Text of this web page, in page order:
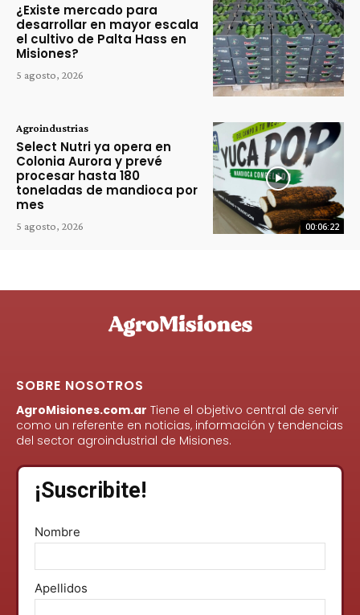
¿Existe mercado para
desarrollar en mayor escala
el cultivo de Palta Hass en
Misiones?
5 agosto, 2026
00:06:22
Agroindustrias
Select Nutri ya opera en
Colonia Aurora y prevé
procesar hasta 180
toneladas de mandioca por
mes
5 agosto, 2026
SOBRE NOSOTROS
AgroMisiones.com.ar Tiene el objetivo central de servir
como un referente en noticias, información y tendencias
del sector agroindustrial de Misiones.
¡Suscribite!
Nombre
Apellidos